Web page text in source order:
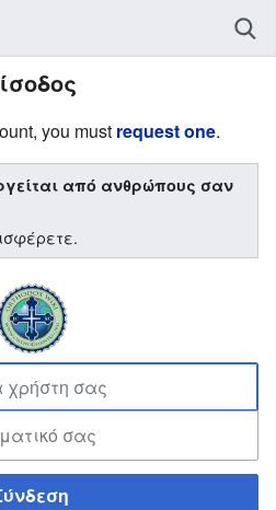
you must request one.
από ανθρώπους σαν